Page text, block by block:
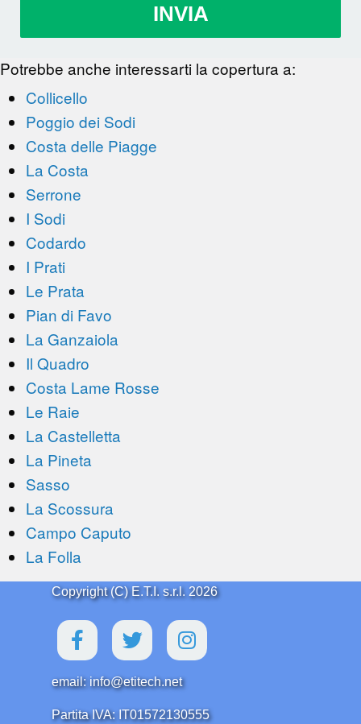
INVIA
Potrebbe anche interessarti la copertura a:
Collicello
Poggio dei Sodi
Costa delle Piagge
La Costa
Serrone
I Sodi
Codardo
I Prati
Le Prata
Pian di Favo
La Ganzaiola
Il Quadro
Costa Lame Rosse
Le Raie
La Castelletta
La Pineta
Sasso
La Scossura
Campo Caputo
La Folla
Copyright (C) E.T.I. s.r.l. 2026
email: info@etitech.net
Partita IVA: IT01572130555